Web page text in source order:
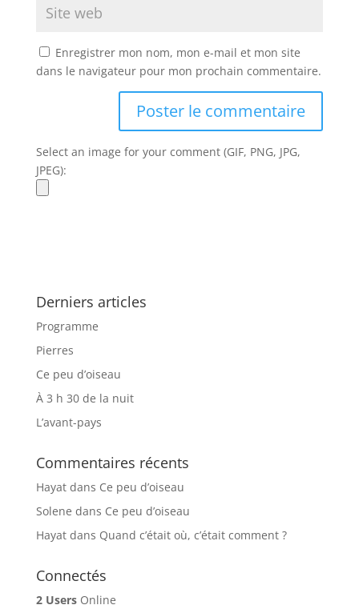
Enregistrer mon nom, mon e-mail et mon site
dans le navigateur pour mon prochain commentaire.
Select an image for your comment (GIF, PNG, JPG,
JPEG):
Derniers articles
Programme
Pierres
Ce peu d’oiseau
À 3 h 30 de la nuit
L’avant-pays
Commentaires récents
Hayatdans Ce peu d’oiseau
Solene dans Ce peu d’oiseau
Hayatdans Quand c’était où, c’était comment ?
Connectés
2 UsersOnline